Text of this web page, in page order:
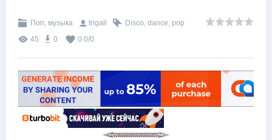
Поп, музыка trigall Disco, dance, pop
45
0 0.0/0